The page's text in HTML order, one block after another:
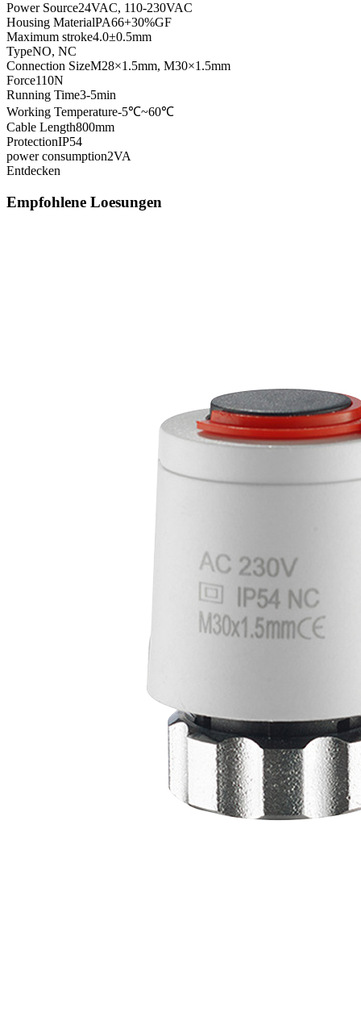
Power Source24VAC, 110-230VAC
Housing MaterialPA66+30%GF
Maximum stroke4.0±0.5mm
TypeNO, NC
Connection SizeM28×1.5mm, M30×1.5mm
Force110N
Running Time3-5min
Working Temperature-5℃~60℃
Cable Length800mm
ProtectionIP54
power consumption2VA
Entdecken
Empfohlene Loesungen